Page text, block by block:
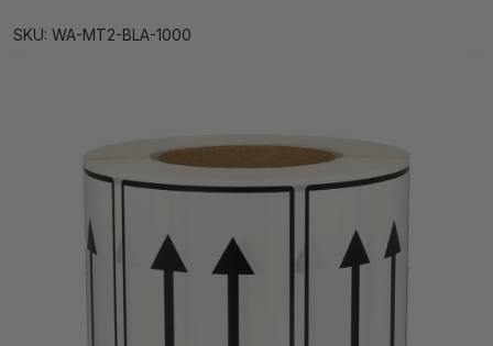
SKU: WA-MT2-BLA-1000